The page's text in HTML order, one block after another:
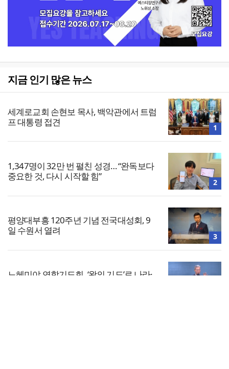
지금 인기 많은 뉴스
세계로교회 손현보 목사, 백악관에서 트럼
프 대통령 접견
1
1,347명이 32만 번 펼친 성경… “완독보다
중요한 것, 다시 시작할 힘”
2
평양대부흥 120주년 기념 전국대성회, 9
일 수원서 열려
3
느헤미야 연합기도회, ‘왕의 기도’로 나라·